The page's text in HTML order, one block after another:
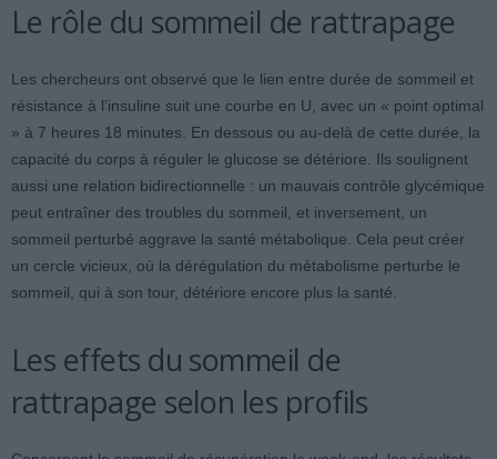
Le rôle du sommeil de rattrapage
Les chercheurs ont observé que le lien entre durée de sommeil et
résistance à l’insuline suit une courbe en U, avec un « point optimal
» à 7 heures 18 minutes. En dessous ou au-delà de cette durée, la
capacité du corps à réguler le glucose se détériore. Ils soulignent
aussi une relation bidirectionnelle : un mauvais contrôle glycémique
peut entraîner des troubles du sommeil, et inversement, un
sommeil perturbé aggrave la santé métabolique. Cela peut créer
un cercle vicieux, où la dérégulation du métabolisme perturbe le
sommeil, qui à son tour, détériore encore plus la santé.
Les effets du sommeil de
rattrapage selon les profils